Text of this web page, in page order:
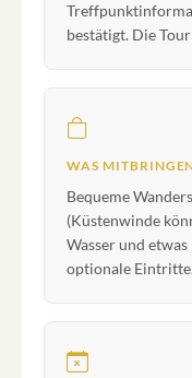
bestätigt. Die
WAS
Bequeme
(Küstenwinde
Wasser und
optionale